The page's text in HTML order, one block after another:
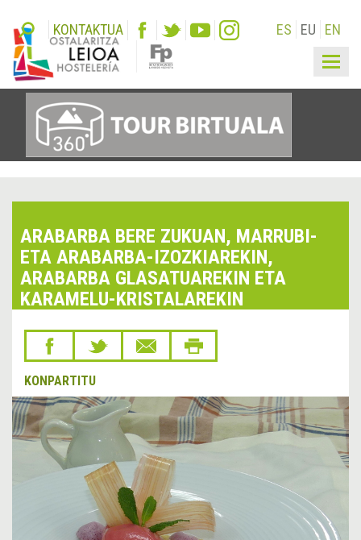
KONTAKTUA ES EU EN
ARABARBA BERE ZUKUAN, MARRUBI-
ETA ARABARBA-IZOZKIAREKIN,
ARABARBA GLASATUAREKIN ETA
KARAMELU-KRISTALAREKIN
KONPARTITU